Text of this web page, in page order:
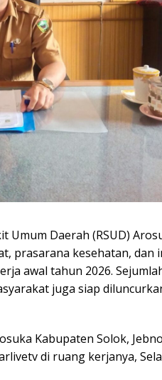
Umum Daerah (RSUD)
prasarana kesehatan,
awal tahun 2026.
juga siap
Kabupaten Solok,
di ruang kerjanya,